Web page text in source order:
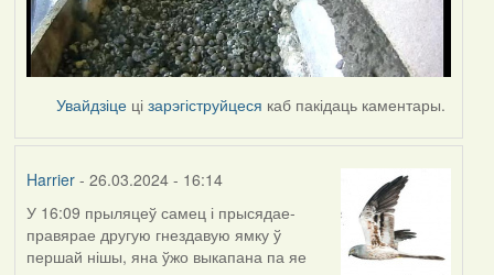
Увайдзіце цізарэгіструйцеся каб пакідаць каментары.
Harrier- 26.03.2024 - 16:14
У 16:09 прыляцеў самец і прысядае-
правярае другую гнездавую ямку ў
першай нішы, яна ўжо выкапана па яе